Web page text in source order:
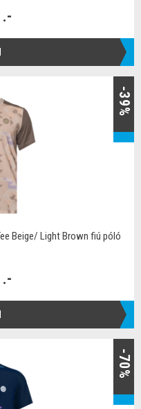
.-
-39%
Beige/ Light Brown fiú póló
.-
-70%